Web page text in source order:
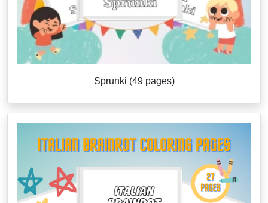
Sprunki (49 pages)